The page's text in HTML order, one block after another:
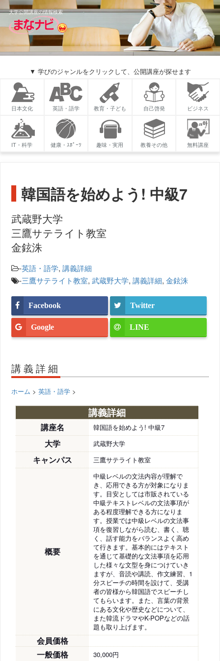
大学公開講座の情報検索
▼ 学びのジャンルをクリックして、公開講座が探せます
日本文化 英語・語学 教育・子ども 自己啓発 ビジネス
IT・科学 健康・ｽﾎﾟｰﾂ 趣味・実用 教養その他 無料講座
韓国語を始めよう! 中級7
武蔵野大学
三鷹サテライト教室
金鉉洙
-英語・語学,講義詳細
-三鷹サテライト教室,武蔵野大学,講義詳細,金鉉洙
Facebook Twitter
Google LINE
講義詳細
ホーム >英語・語学 >
講義詳細
講座名 韓国語を始めよう! 中級7
大学 武蔵野大学
キャンパス 三鷹サテライト教室
概要
中級レベルの文法内容が理解で
き、応用できる方が対象になりま
す。目安としては市販されている
中級テキストレベルの文法事項が
ある程度理解できる方になりま
す。授業では中級レベルの文法事
項を復習しながら読む、書く、聴
く、話す能力をバランスよく高め
て行きます。基本的にはテキスト
を通じて基礎的な文法事項を応用
した様々な文型を身につけていき
ますが、音読や講読、作文練習、1
分スピーチの時間を設けて、受講
者の皆様から韓国語でスピーチし
てもらいます。また、言葉の背景
にある文化や歴史などについて、
また韓流ドラマやK-POPなどの話
題も取り上げます。
会員価格
一般価格
30,000円